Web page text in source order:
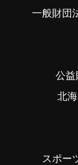
一般財団
公益
北
スポー